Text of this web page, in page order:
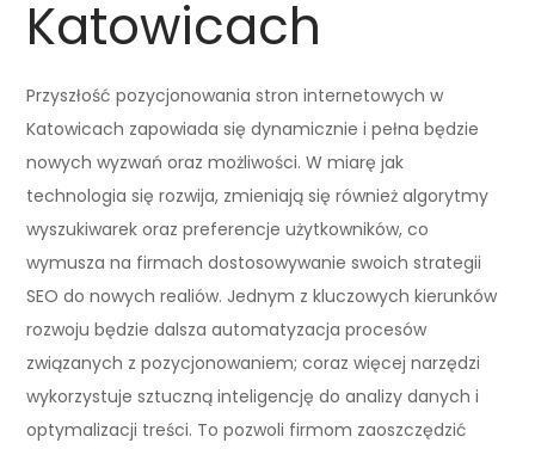
Katowicach
Przyszłość pozycjonowania stron internetowych w
Katowicach zapowiada się dynamicznie i pełna będzie
nowych wyzwań oraz możliwości. W miarę jak
technologia się rozwija, zmieniają się również algorytmy
wyszukiwarek oraz preferencje użytkowników, co
wymusza na firmach dostosowywanie swoich strategii
SEO do nowych realiów. Jednym z kluczowych kierunków
rozwoju będzie dalsza automatyzacja procesów
związanych z pozycjonowaniem; coraz więcej narzędzi
wykorzystuje sztuczną inteligencję do analizy danych i
optymalizacji treści. To pozwoli firmom zaoszczędzić